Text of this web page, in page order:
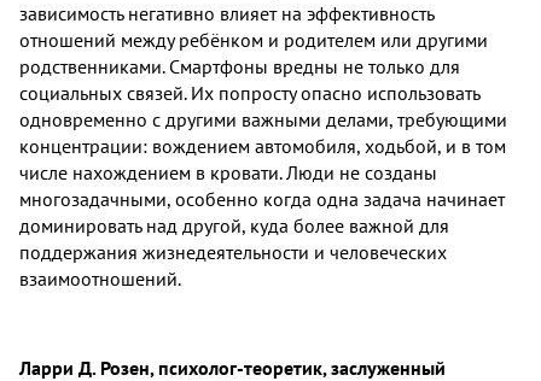
зависимость негативно влияет на эффективность
отношений между ребёнком и родителем или другими
родственниками. Смартфоны вредны не только для
социальных связей. Их попросту опасно использовать
одновременно с другими важными делами, требующими
концентрации: вождением автомобиля, ходьбой, и в том
числе нахождением в кровати. Люди не созданы
многозадачными, особенно когда одна задача начинает
доминировать над другой, куда более важной для
поддержания жизнедеятельности и человеческих
взаимоотношений.
Ларри Д. Розен, психолог-теоретик, заслуженный